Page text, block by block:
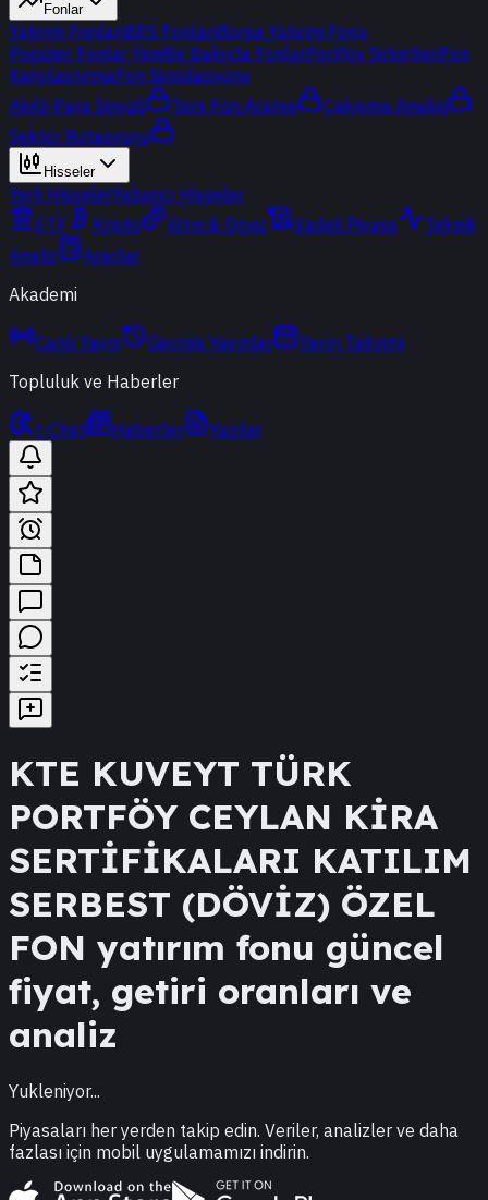
Fonlar
Yatırım FonlarıBES FonlarıBorsa Yatırım Fonu
Popüler Fonlar YeniBir Bakışta FonlarPortföy ŞirketleriFon
KarşılaştırmaFon Simülasyonu
Akıllı Para Sinyali
Ters Fon Arama
Çakışma Analizi
Sektör Rotasyonu
Hisseler
Yerli HisselerYabancı Hisseler
ETF
Kripto Altın & Döviz Vadeli Piyasa
Teknik
Analiz
Araçlar
Akademi
Canlı Yayın Geçmiş Yayınlar
Yayın Takvimi
Topluluk ve Haberler
t-Chat Haberler Yazılar
KTE KUVEYT TÜRK
PORTFÖY CEYLAN KİRA
SERTİFİKALARI KATILIM
SERBEST (DÖVİZ) ÖZEL
FON yatırım fonu güncel
fiyat, getiri oranları ve
analiz
Yukleniyor...
Piyasaları her yerden takip edin. Veriler, analizler ve daha
fazlası için mobil uygulamamızı indirin.